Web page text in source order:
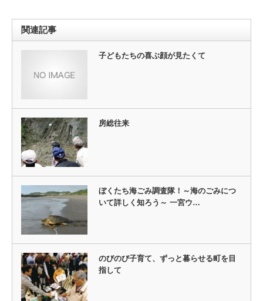
関連記事
子どもたちの喜ぶ顔が見たくて
房総往来
ぼくたち海ごみ調査隊！～海のごみにつ
いて詳しく知ろう～ 一宮ウ…
のびのび子育て、ずっと暮らせる町を目
指して